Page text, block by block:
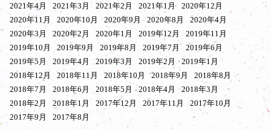
2021年4月
2021年3月 2021年2月 2021年1月
2020年12月
2020年11月
2020年10月 2020年9月 2020年8月
2020年4月
2020年3月
2020年2月 2020年1月 2019年12月
2019年11月
2019年10月
2019年9月 2019年8月 2019年7月
2019年6月
2019年5月
2019年4月 2019年3月 2019年2月
2019年1月
2018年12月
2018年11月 2018年10月 2018年9月
2018年8月
2018年7月
2018年6月 2018年5月 2018年4月
2018年3月
2018年2月
2018年1月 2017年12月 2017年11月
2017年10月
2017年9月
2017年8月